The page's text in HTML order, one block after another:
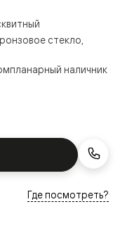
стекло,
наличник
Где посмотреть?